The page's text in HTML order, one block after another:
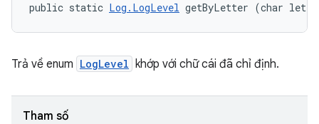
public static Log.LogLevel getByLetter (char
Trả về enum LogLevel khớp với chữ cái đã chỉ định.
Tham số